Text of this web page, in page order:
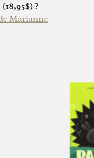
(18,95$) ?
Marianne